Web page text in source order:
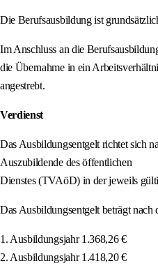
Die Berufsausbildung ist
Im Anschluss an die
die Übernahme in ein
angestrebt.
Verdienst
Das Ausbildungsentgelt richtet sich
Auszubildende des öffentlichen
Dienstes (TVAöD) in der jeweils
Das Ausbildungsentgelt beträgt nach
1. Ausbildungsjahr 1.368,26 €
2. Ausbildungsjahr 1.418,20 €